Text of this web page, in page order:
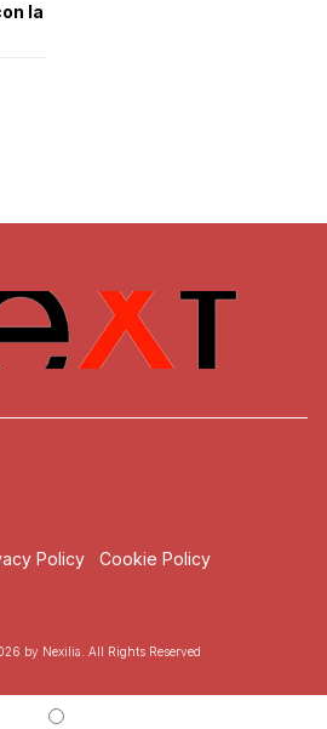
la
Policy
Cookie Policy
by Nexilia. All Rights Reserved